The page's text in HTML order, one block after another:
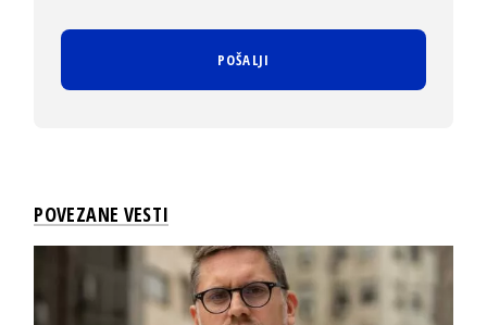
POVEZANE VESTI